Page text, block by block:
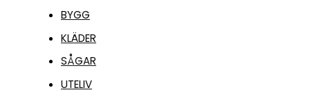
BYGG
KLÄDER
SÅGAR
UTELIV